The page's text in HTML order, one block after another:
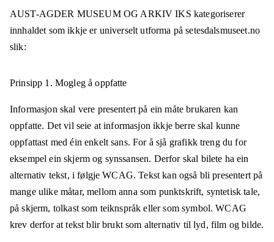
AUST-AGDER MUSEUM OG ARKIV IKS kategoriserer
innhaldet som ikkje er universelt utforma påsetesdalsmuseet.no
slik:
Prinsipp 1. Mogleg å oppfatte
Informasjon skal vere presentert på ein måte brukaren kan
oppfatte. Det vil seie at informasjon ikkje berre skal kunne
oppfattast med éin enkelt sans. For å sjå grafikk treng du for
eksempel ein skjerm og synssansen. Derfor skal bilete ha ein
alternativ tekst, i følgje WCAG. Tekst kan også bli presentert på
mange ulike måtar, mellom anna som punktskrift, syntetisk tale,
på skjerm, tolkast som teiknspråk eller som symbol. WCAG
krev derfor at tekst blir brukt som alternativ til lyd, film og bilde.